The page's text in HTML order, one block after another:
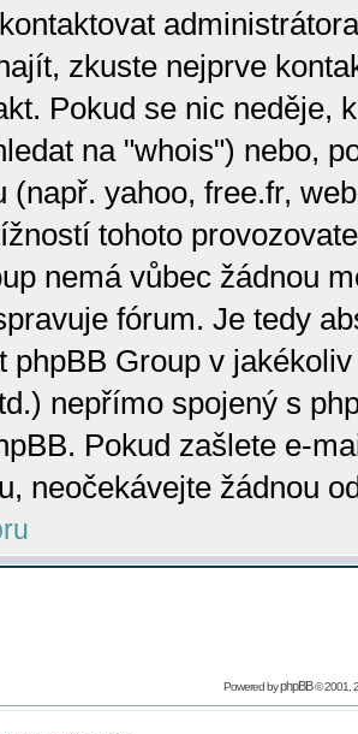
zkuste nejprve
Pokud se nic neděje,
na "whois") nebo,
(např. yahoo, free.fr,
tohoto
nemá vůbec žádnou
fórum. Je tedy
phpBB Group v
nepřímo spojený s
Pokud zašlete e-
neočekávejte žádnou
Powered byphpBB© 2001,